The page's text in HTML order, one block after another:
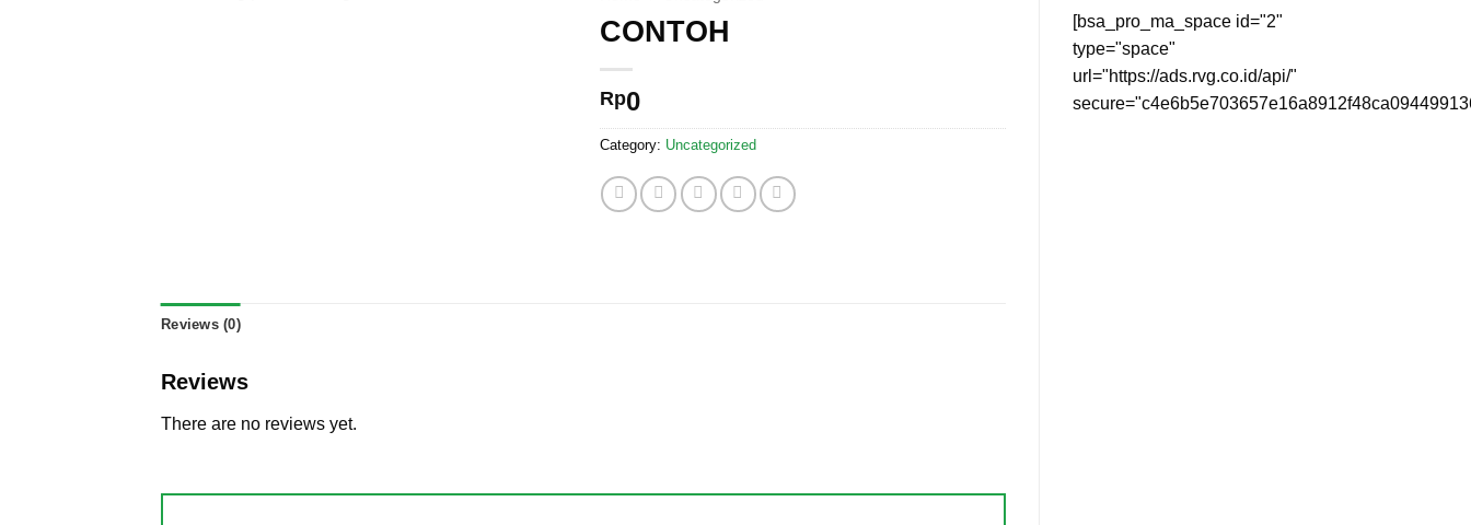
[bsa_pro_ma_space id="2"
type="space"
url="https://ads.rvg.co.id/api/"
CONTOH
Rp0
Category: Uncategorized
Reviews (0)
Reviews
There are no reviews yet.